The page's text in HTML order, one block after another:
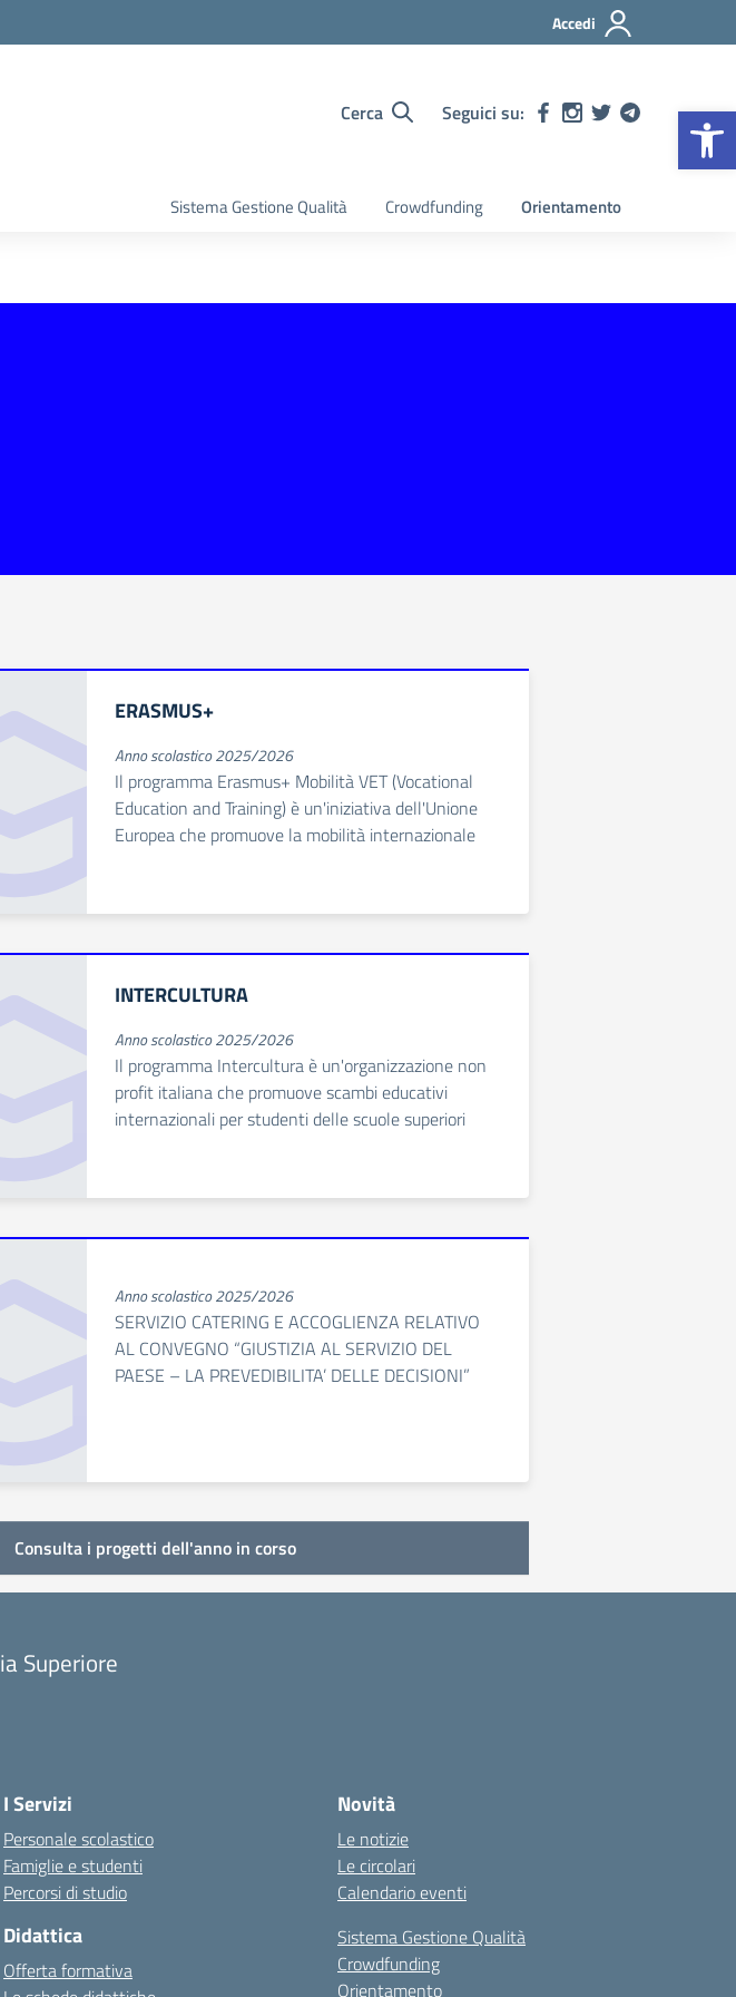
Accedi
Cerca Seguici su:
Sistema Gestione Qualità Crowdfunding Orientamento
ERASMUS+
Anno scolastico 2025/2026
Il programma Erasmus+ Mobilità VET (Vocational
Education and Training) è un'iniziativa dell'Unione
Europea che promuove la mobilità internazionale
INTERCULTURA
Anno scolastico 2025/2026
Il programma Intercultura è un'organizzazione non
profit italiana che promuove scambi educativi
internazionali per studenti delle scuole superiori
Anno scolastico 2025/2026
SERVIZIO CATERING E ACCOGLIENZA RELATIVO
AL CONVEGNO “GIUSTIZIA AL SERVIZIO DEL
PAESE – LA PREVEDIBILITA’ DELLE DECISIONI”
Consulta i progetti dell'anno in corso
Superiore
I Servizi
Personale scolastico
Famiglie e studenti
Percorsi di studio
Didattica
Offerta formativa
Novità
Le notizie
Le circolari
Calendario eventi
Sistema Gestione Qualità
Crowdfunding
Orientamento